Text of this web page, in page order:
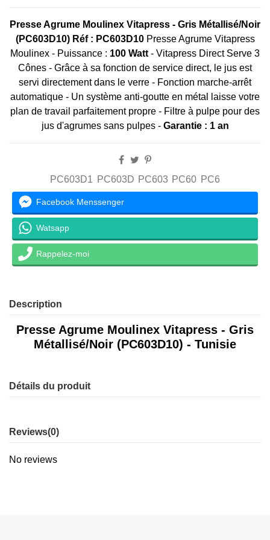
Presse Agrume Moulinex Vitapress - Gris Métallisé/Noir
(PC603D10) Réf : PC603D10 Presse Agrume Vitapress
Moulinex - Puissance : 100 Watt - Vitapress Direct Serve 3
Cônes - Grâce à sa fonction de service direct, le jus est
servi directement dans le verre - Fonction marche-arrêt
automatique - Un système anti-goutte en métal laisse votre
plan de travail parfaitement propre - Filtre à pulpe pour des
jus d'agrumes sans pulpes - Garantie : 1 an
PC603D1 PC603D PC603 PC60 PC6
Facebook Menssenger
Watsapp
Rappelez-moi
Description
Presse Agrume Moulinex Vitapress - Gris
Métallisé/Noir (PC603D10) - Tunisie
Détails du produit
Reviews(0)
No reviews